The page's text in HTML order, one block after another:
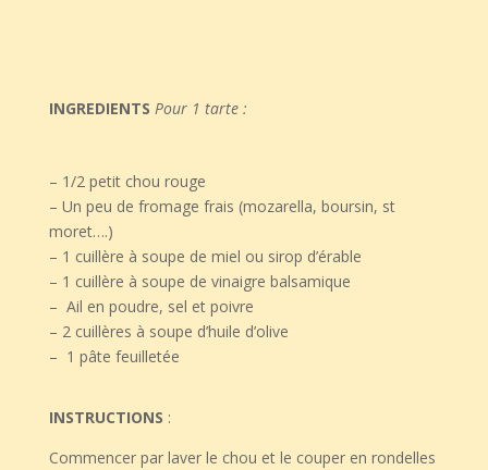
INGREDIENTS Pour 1 tarte : ⁣⁣
– 1/2 petit chou rouge
– Un peu de fromage frais (mozarella, boursin, st
moret….)
– 1 cuillère à soupe de miel ou sirop d’érable
– 1 cuillère à soupe de vinaigre balsamique
– Ail en poudre, sel et poivre
– 2 cuillères à soupe d’huile d’olive
– 1 pâte feuilletée
INSTRUCTIONS :
Commencer par laver le chou et le couper en rondelles